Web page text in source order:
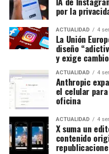
por la
ACTUALIDAD 4
La Unión
diseño
y exige
ACTUALIDAD 4
Anthropic
el celular
oficina
ACTUALIDAD 4
X suma un
contenido